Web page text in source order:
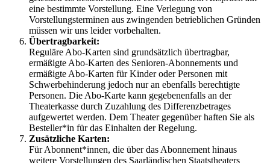
eine bestimmte Vorstellung. Eine Verlegung von
Vorstellungsterminen aus zwingenden betrieblichen Gründen
müssen wir uns leider vorbehalten.
Übertragbarkeit:
Reguläre Abo-Karten sind grundsätzlich übertragbar,
ermäßigte Abo-Karten des Senioren-Abonnements und
ermäßigte Abo-Karten für Kinder oder Personen mit
Schwerbehinderung jedoch nur an ebenfalls berechtigte
Personen. Die Abo-Karte kann gegebenenfalls an der
Theaterkasse durch Zuzahlung des Differenzbetrages
aufgewertet werden. Dem Theater gegenüber haften Sie als
Besteller*in für das Einhalten der Regelung.
Zusätzliche Karten:
Für Abonnent*innen, die über das Abonnement hinaus
weitere Vorstellungen des Saarländischen Staatstheaters